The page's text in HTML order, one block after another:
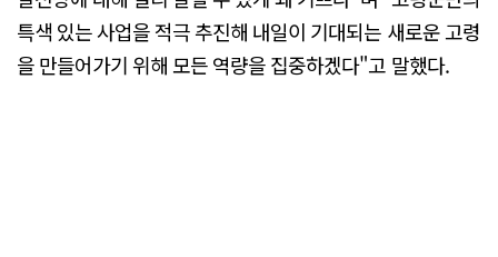
특색 있는 사업을 적극 추진해 내일이 기대되는 새로운 고령
을 만들어가기 위해 모든 역량을 집중하겠다"고 말했다.